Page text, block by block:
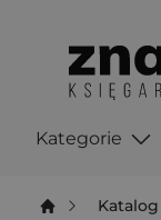
Kategorie
Katalog